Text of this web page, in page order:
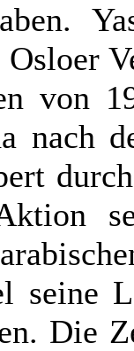
von
nach
seine
Die